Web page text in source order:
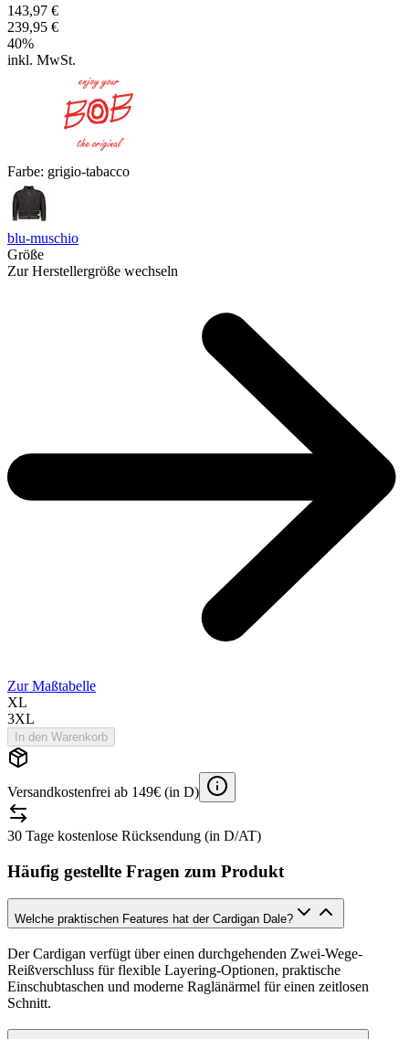
143,97 €
239,95 €
40%
inkl. MwSt.
Farbe: grigio-tabacco
blu-muschio
Größe
Zur Herstellergröße wechseln
Zur Maßtabelle
XL
3XL
In den Warenkorb
Versandkostenfrei ab 149€ (in D)
30 Tage kostenlose Rücksendung (in D/AT)
Häufig gestellte Fragen zum Produkt
Welche praktischen Features hat der Cardigan Dale?
Der Cardigan verfügt über einen durchgehenden Zwei-Wege-
Reißverschluss für flexible Layering-Optionen, praktische
Einschubtaschen und moderne Raglänärmel für einen zeitlosen
Schnitt.